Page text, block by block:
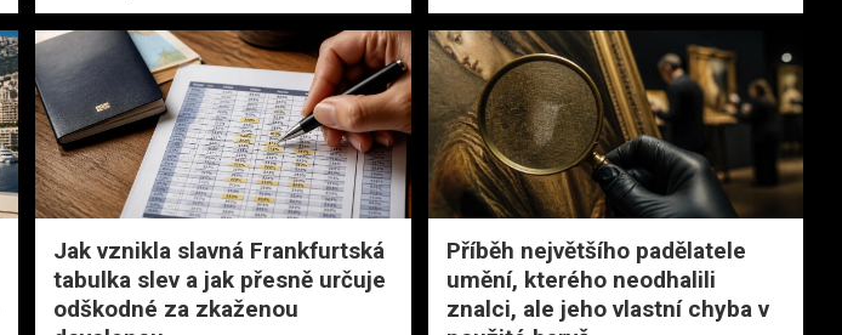
Jak vznikla slavná Frankfurtská
tabulka slev a jak přesně určuje
odškodné za zkaženou
Příběh největšího padělatele
umění, kterého neodhalili
znalci, ale jeho vlastní chyba v